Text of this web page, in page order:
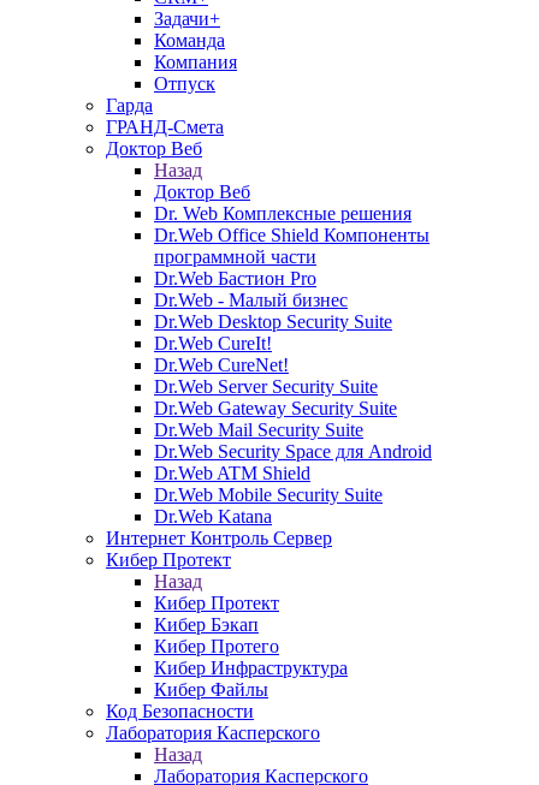
Задачи+
Команда
Компания
Отпуск
Гарда
ГРАНД-Смета
Доктор Веб
Назад
Доктор Веб
Dr. Web Комплексные решения
Dr.Web Office Shield Компоненты
программной части
Dr.Web Бастион Pro
Dr.Web - Малый бизнес
Dr.Web Desktop Security Suite
Dr.Web CureIt!
Dr.Web CureNet!
Dr.Web Server Security Suite
Dr.Web Gateway Security Suite
Dr.Web Mail Security Suite
Dr.Web Security Space для Android
Dr.Web ATM Shield
Dr.Web Mobile Security Suite
Dr.Web Katana
Интернет Контроль Сервер
Кибер Протект
Назад
Кибер Протект
Кибер Бэкап
Кибер Протего
Кибер Инфраструктура
Кибер Файлы
Код Безопасности
Лаборатория Касперского
Назад
Лаборатория Касперского